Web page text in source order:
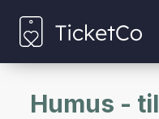
Humus -